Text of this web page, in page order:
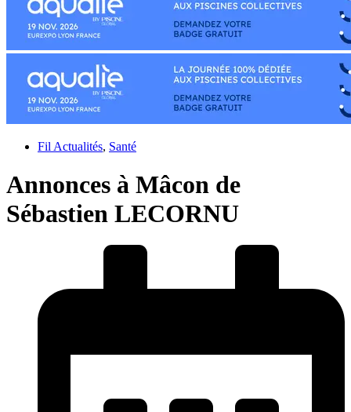
Fil Actualités, Santé
Annonces à Mâcon de
Sébastien LECORNU